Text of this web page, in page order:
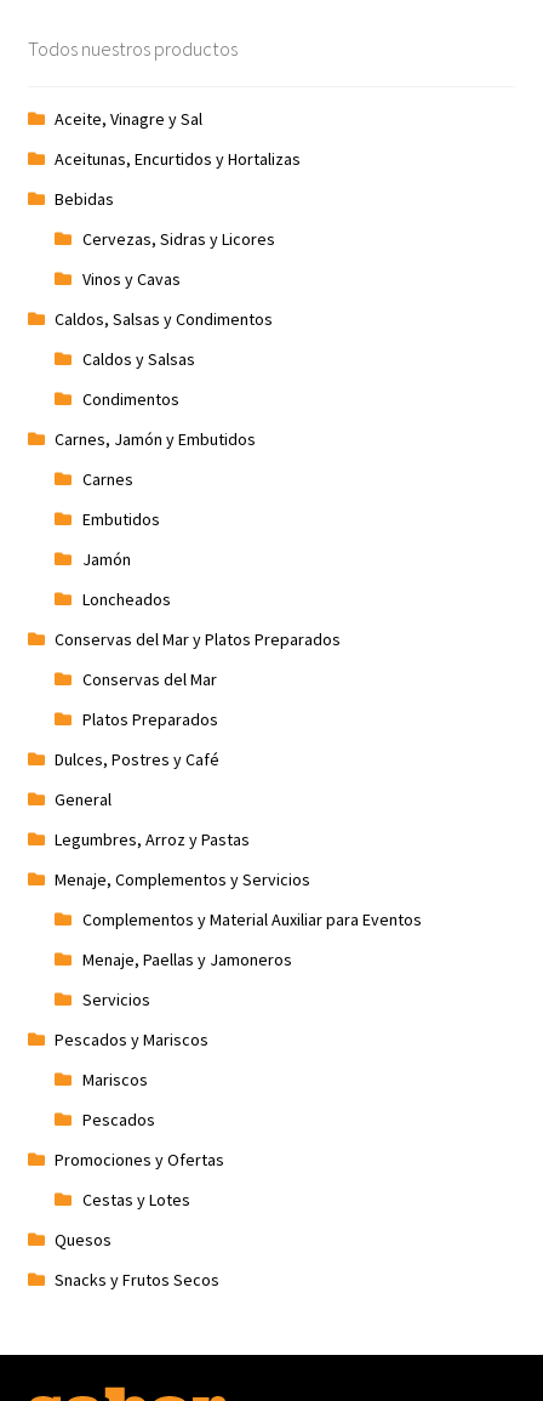
Promociones
Términos y condiciones
Tienda
Todos nuestros productos
Aceite, Vinagre y Sal
Aceitunas, Encurtidos y Hortalizas
Bebidas
Cervezas, Sidras y Licores
Vinos y Cavas
Caldos, Salsas y Condimentos
Caldos y Salsas
Condimentos
Carnes, Jamón y Embutidos
Carnes
Embutidos
Jamón
Loncheados
Conservas del Mar y Platos Preparados
Conservas del Mar
Platos Preparados
Dulces, Postres y Café
General
Legumbres, Arroz y Pastas
Menaje, Complementos y Servicios
Complementos y Material Auxiliar para Eventos
Menaje, Paellas y Jamoneros
Servicios
Pescados y Mariscos
Mariscos
Pescados
Promociones y Ofertas
Cestas y Lotes
Quesos
Snacks y Frutos Secos